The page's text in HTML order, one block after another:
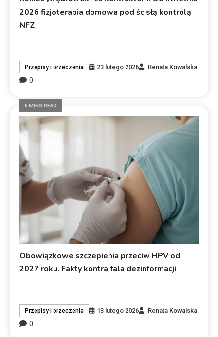
2026 fizjoterapia domowa pod ścisłą kontrolą
NFZ
Przepisy i orzeczenia 23 lutego 2026 Renata Kowalska
0
6 MINS READ
Obowiązkowe szczepienia przeciw HPV od
2027 roku. Fakty kontra fala dezinformacji
Przepisy i orzeczenia 13 lutego 2026 Renata Kowalska
0